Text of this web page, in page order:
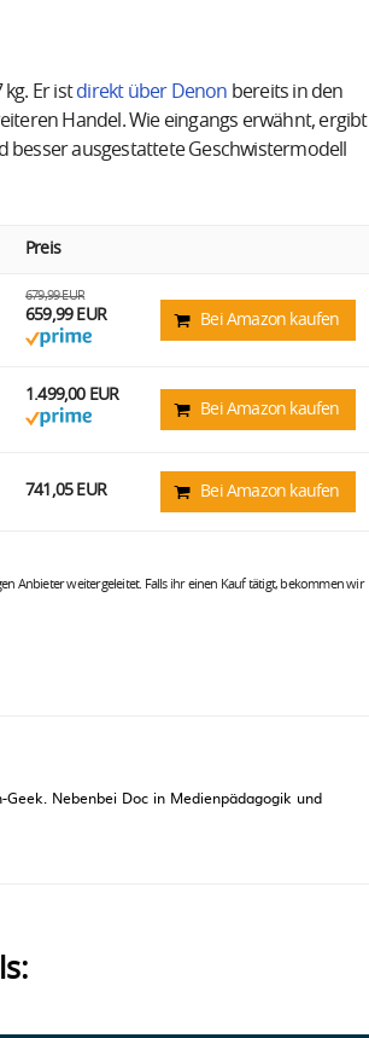
kg. Er istdirekt über Denon bereits in den
Handel. Wie eingangs erwähnt, ergibt
besser ausgestattete Geschwistermodell
Preis
679,99 EUR
659,99 EUR Bei Amazon kaufen
1.499,00 EUR
Bei Amazon kaufen
741,05 EUR Bei Amazon kaufen
Anbieter weitergeleitet. Falls ihr einen Kauf tätigt, bekommen wir
Nebenbei Doc in Medienpädagogik und